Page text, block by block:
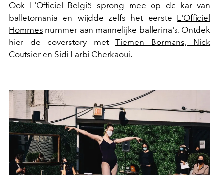
Ook L'Officiel België sprong mee op de kar van
balletomania en wijdde zelfs het eerste L'Officiel
Hommes nummer aan mannelijke ballerina's. Ontdek
hier de coverstory met Tiemen Bormans, Nick
Coutsier en Sidi Larbi Cherkaoui.